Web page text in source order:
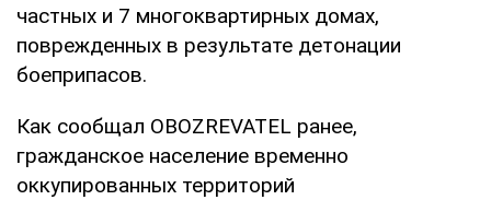
частных и 7 многоквартирных домах,
поврежденных в результате детонации
боеприпасов.
Как сообщал OBOZREVATEL ранее,
гражданское население временно
оккупированных территорий